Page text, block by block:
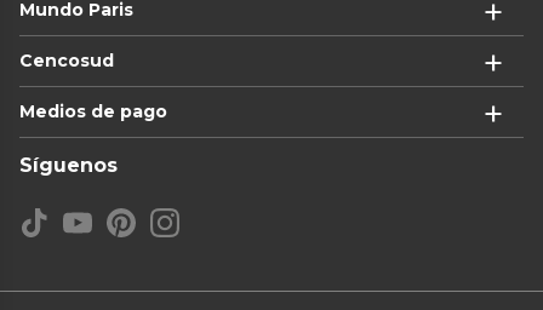
Mundo Paris
Cencosud
Medios de pago
Síguenos